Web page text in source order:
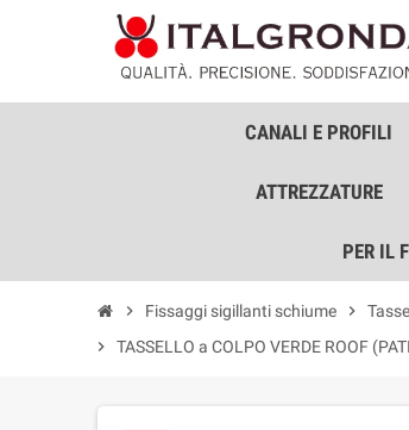
CANALI E PROFILI
ATTREZZATURE
PER IL
chevron_right Fissaggi sigillanti schiume chevron_right
chevron_right
TASSELLO a COLPO VERDE ROOF